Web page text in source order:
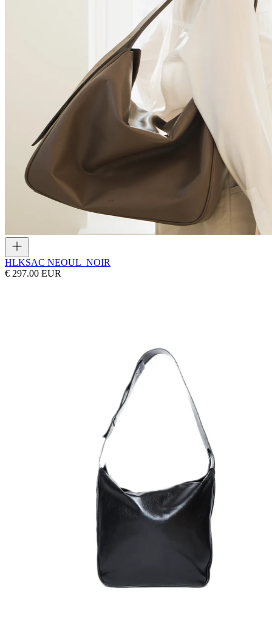
HLKSAC NEOUL_NOIR
€ 297.00 EUR